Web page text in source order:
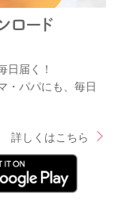
日届く！
・パパにも、毎日
詳しくはこちら